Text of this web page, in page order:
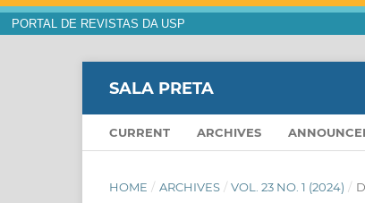
PORTAL DE REVISTAS DA USP
SALA PRETA
CURRENT ARCHIVES
HOME / ARCHIVES / VOL. 23 NO. 1 (2024) /